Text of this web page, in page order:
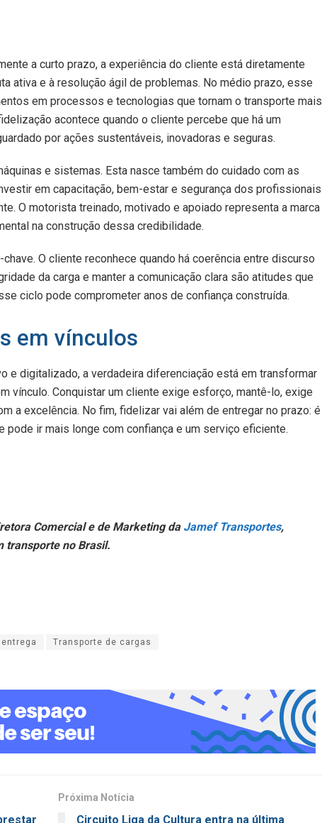
a curto prazo, a experiência do cliente está diretamente
ativa e à resolução ágil de problemas. No médio prazo, esse
em processos e tecnologias que tornam o transporte mais
acontece quando o cliente percebe que há um
por ações sustentáveis, inovadoras e seguras.
e sistemas. Esta nasce também do cuidado com as
em capacitação, bem-estar e segurança dos profissionais
O motorista treinado, motivado e apoiado representa a marca
na construção dessa credibilidade.
O cliente reconhece quando há coerência entre discurso
da carga e manter a comunicação clara são atitudes que
ciclo pode comprometer anos de confiança construída.
em vínculos
e digitalizado, a verdadeira diferenciação está em transformar
vínculo. Conquistar um cliente exige esforço, mantê-lo, exige
a excelência. No fim, fidelizar vai além de entregar no prazo: é
pode ir mais longe com confiança e um serviço eficiente.
Comercial e de Marketing da Jamef Transportes,
transporte no Brasil.
Transporte de cargas
Próxima Notícia
Circuito Liga da Cultura entra na última